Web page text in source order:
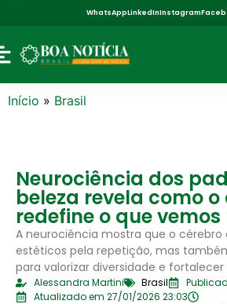
WhatsAppLinkedInInstagram
Início » Brasil
Neurociência dos
beleza revela como
redefine o que
A neurociência mostra que o cérebro
estéticos pela repetição, mas
para valorizar diversidade e
Alessandra Martini Brasil
Atualizado em 27/01/2026 23:03